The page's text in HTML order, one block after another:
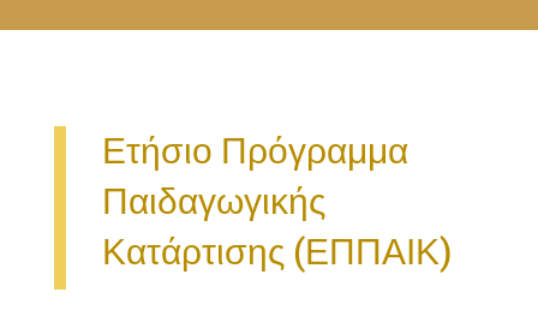
Ετήσιο Πρόγραμμα
Παιδαγωγικής
Κατάρτισης (ΕΠΠΑΙΚ)